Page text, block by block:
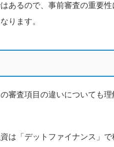
あるので、事前審査の重要性
ります。
審査項目の違いについても理
は「デットファイナンス」で